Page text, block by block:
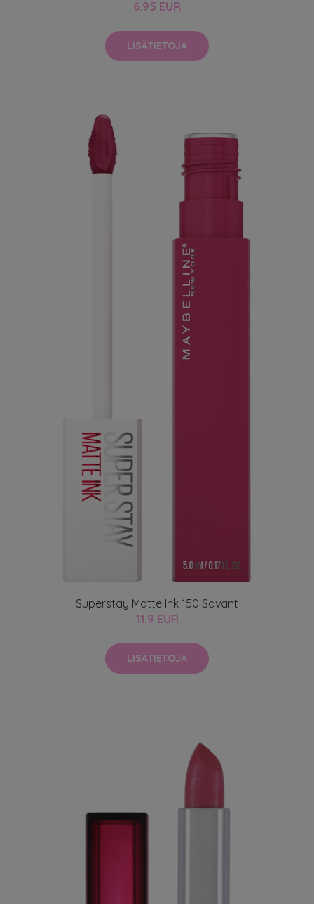
6.95 EUR
LISÄTIETOJA
Superstay Matte Ink 150 Savant
11.9 EUR
LISÄTIETOJA